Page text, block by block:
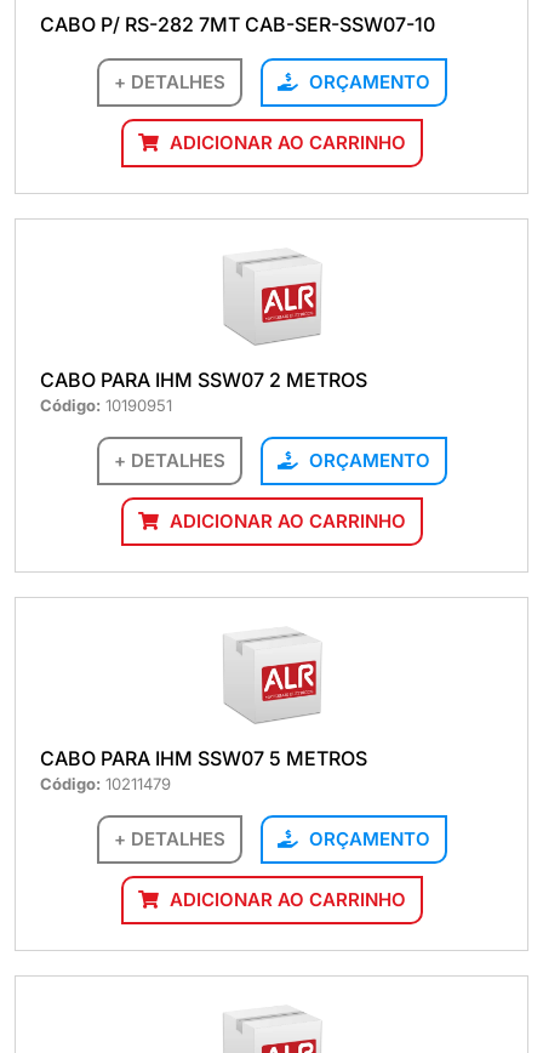
CABO P/ RS-282 7MT CAB-SER-SSW07-10
+ DETALHES ORÇAMENTO
ADICIONAR AO CARRINHO
CABO PARA IHM SSW07 2 METROS
Código: 10190951
+ DETALHES ORÇAMENTO
ADICIONAR AO CARRINHO
CABO PARA IHM SSW07 5 METROS
Código: 10211479
+ DETALHES ORÇAMENTO
ADICIONAR AO CARRINHO